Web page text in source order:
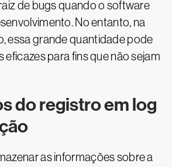
de bugs quando o software
No entanto, na
essa grande quantidade pode
eficazes para fins que não sejam
do registro em log
as informações sobre a